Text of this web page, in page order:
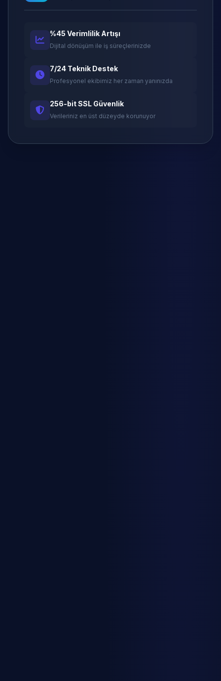
%45 Verimlilik Artışı
Dijital dönüşüm ile iş süreçlerinizde
7/24 Teknik Destek
Profesyonel ekibimiz her zaman yanınızda
256-bit SSL Güvenlik
Verileriniz en üst düzeyde korunuyor